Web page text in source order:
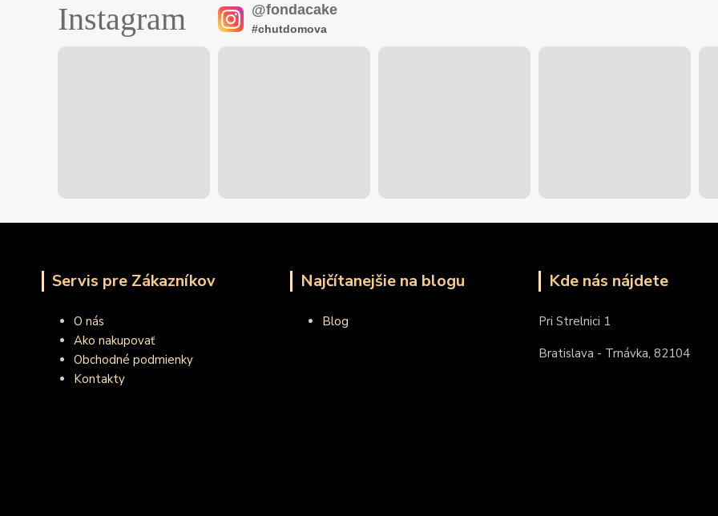
Instagram @fondacake
#chutdomova
Servis pre Zákazníkov
O nás
Ako nakupovať
Obchodné podmienky
Kontakty
Najčítanejšie na blogu
Blog
Kde nás nájdete
Pri Strelnici 1
Bratislava - Trnávka, 82104